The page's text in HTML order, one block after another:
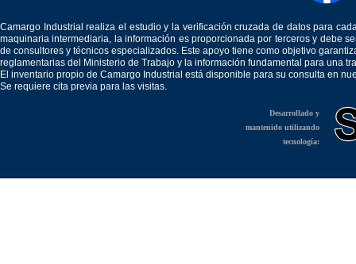
Camargo Industrial realiza el estudio y la verificación cruzada de datos para
maquinaria intermediaria, la información es proporcionada por terceros y debe
de consultores y técnicos especializados. Este apoyo tiene como objetivo
reglamentarias del Ministerio de Trabajo y la información fundamental para una
El inventario propio de Camargo Industrial está disponible para su consulta en
Se requiere cita previa para las visitas.
Desarrollado y
mantenido utilizando
tecnología: